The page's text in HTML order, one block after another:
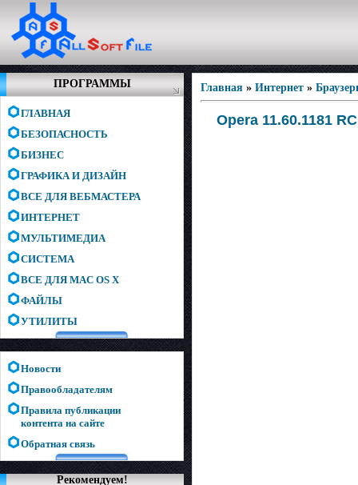
ПРОГРАММЫ
ГЛАВНАЯ
БЕЗОПАСНОСТЬ
БИЗНЕС
ГРАФИКА И ДИЗАЙН
ВСЕ ДЛЯ ВЕБМАСТЕРА
ИНТЕРНЕТ
МУЛЬТИМЕДИА
СИСТЕМА
ВСЕ ДЛЯ MAC OS X
ФАЙЛЫ
УТИЛИТЫ
Новости
Правообладателям
Правила публикации
контента на сайте
Обратная связь
Рекомендуем!
Главная » Интернет »
Opera 11.60.1181